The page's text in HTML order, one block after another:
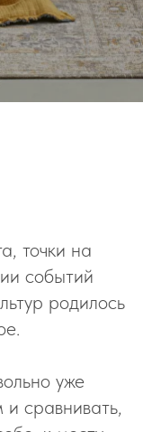
точки на
событий
родилось
уже
и сравнивать,